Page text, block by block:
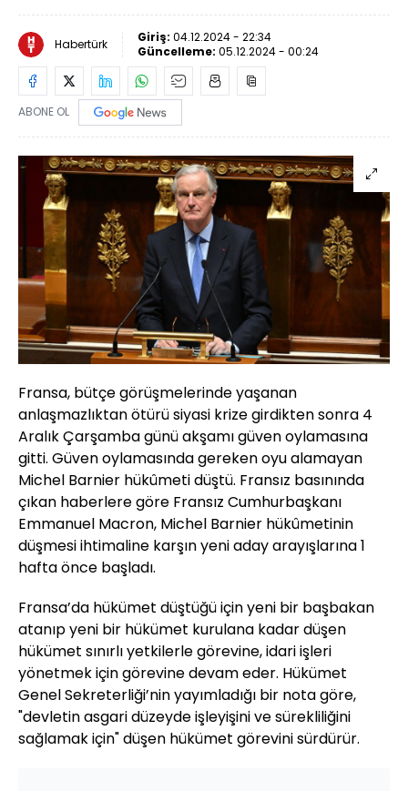
Habertürk Giriş: 04.12.2024 - 22:34
Güncelleme: 05.12.2024 - 00:24
ABONE OL
Fransa, bütçe görüşmelerinde yaşanan
anlaşmazlıktan ötürü siyasi krize girdikten sonra 4
Aralık Çarşamba günü akşamı güven oylamasına
gitti. Güven oylamasında gereken oyu alamayan
Michel Barnier hükûmeti düştü. Fransız basınında
çıkan haberlere göre Fransız Cumhurbaşkanı
Emmanuel Macron, Michel Barnier hükûmetinin
düşmesi ihtimaline karşın yeni aday arayışlarına 1
hafta önce başladı.
Fransa’da hükümet düştüğü için yeni bir başbakan
atanıp yeni bir hükümet kurulana kadar düşen
hükümet sınırlı yetkilerle görevine, idari işleri
yönetmek için görevine devam eder. Hükümet
Genel Sekreterliği’nin yayımladığı bir nota göre,
"devletin asgari düzeyde işleyişini ve sürekliliğini
sağlamak için" düşen hükümet görevini sürdürür.